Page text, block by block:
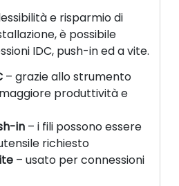
e risparmio di
è possibile
IDC, push-in ed a vite.
– grazie allo strumento
produttività e
in – i fili possono essere
richiesto
– usato per connessioni